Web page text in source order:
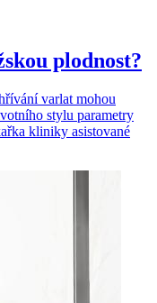
plodnost?
varlat mohou
stylu parametry
kliniky asistované